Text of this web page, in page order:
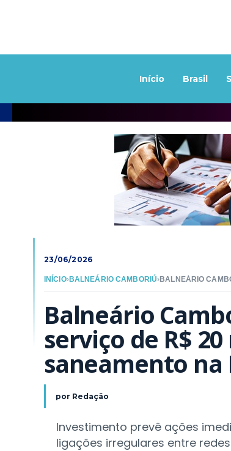
Início Brasil
23/06/2026
INÍCIO›BALNEÁRIO CAMBORIÚ›
Balneário
serviço de R$
saneamento na
por Redação
Investimento prevê ações
ligações irregulares entre